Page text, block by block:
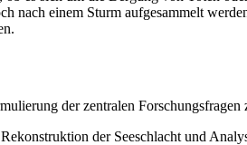
nach einem Sturm aufgesammelt
der zentralen Forschungsfragen
der Seeschlacht und